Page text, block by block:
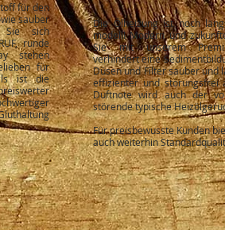
für den
sauber
Sie sich
runde
stehen
für
ist die
Die Ölheizung ist noch
modell! Modern und
Sie mit unserem
verhindert eine
Düsen und Filter sauber und
effizienter und störungsfrei
Duftnote wird auch der
störende typische
Für preisbewusste Kunden
auch weiterhin